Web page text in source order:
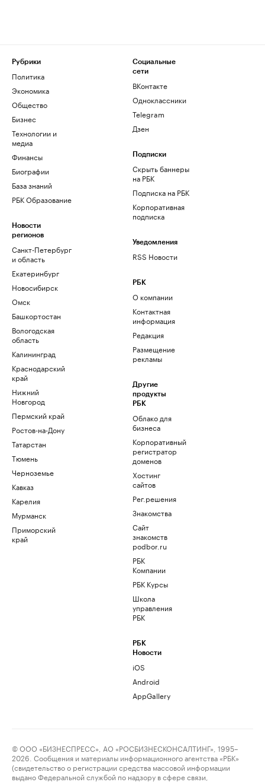
Рубрики
Политика
Экономика
Общество
Бизнес
Технологии и
медиа
Финансы
Биографии
База знаний
РБК Образование
Новости
регионов
Санкт-Петербург
и область
Екатеринбург
Новосибирск
Омск
Башкортостан
Вологодская
область
Калининград
Краснодарский
край
Нижний
Новгород
Пермский край
Ростов-на-Дону
Татарстан
Тюмень
Черноземье
Кавказ
Карелия
Мурманск
Приморский
край
Социальные
сети
ВКонтакте
Одноклассники
Telegram
Дзен
Подписки
Скрыть баннеры
на РБК
Подписка на РБК
Корпоративная
подписка
Уведомления
RSS Новости
РБК
О компании
Контактная
информация
Редакция
Размещение
рекламы
Другие
продукты
РБК
Облако для
бизнеса
Корпоративный
регистратор
доменов
Хостинг
сайтов
Рег.решения
Знакомства
Сайт
знакомств
podbor.ru
РБК
Компании
РБК Курсы
Школа
управления
РБК
РБК
Новости
iOS
Android
AppGallery
© ООО «БИЗНЕСПРЕСС», АО «РОСБИЗНЕСКОНСАЛТИНГ», 1995–
2026. Сообщения и материалы информационного агентства «РБК»
(свидетельство о регистрации средства массовой информации
выдано Федеральной службой по надзору в сфере связи,